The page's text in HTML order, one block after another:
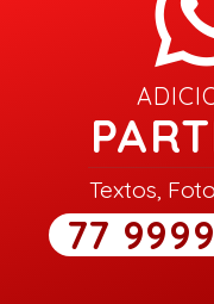
Textos,
77